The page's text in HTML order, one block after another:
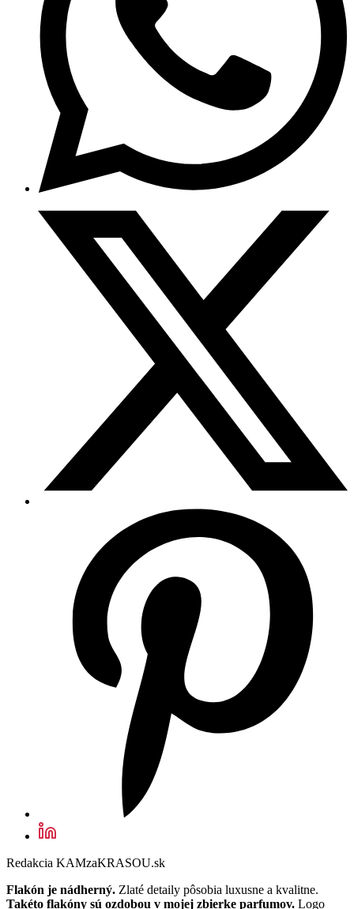
Redakcia KAMzaKRASOU.sk
Flakón je nádherný. Zlaté detaily pôsobia luxusne a kvalitne.
Takéto flakóny sú ozdobou v mojej zbierke parfumov. Logo